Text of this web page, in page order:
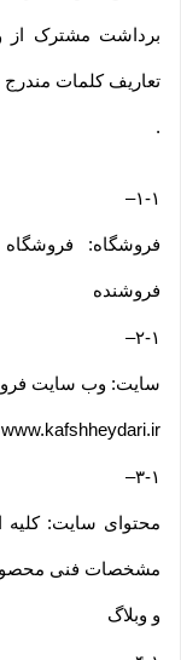
برداشت مشترک از
تعاریف کلمات
.
۱-۱–
فروشگاه:
فروشنده
۲-۱–
سایت: وب سایت
www.kafshheydari.ir
۳-۱–
محتوای سایت:
مشخصات فنی
و وبلاگ